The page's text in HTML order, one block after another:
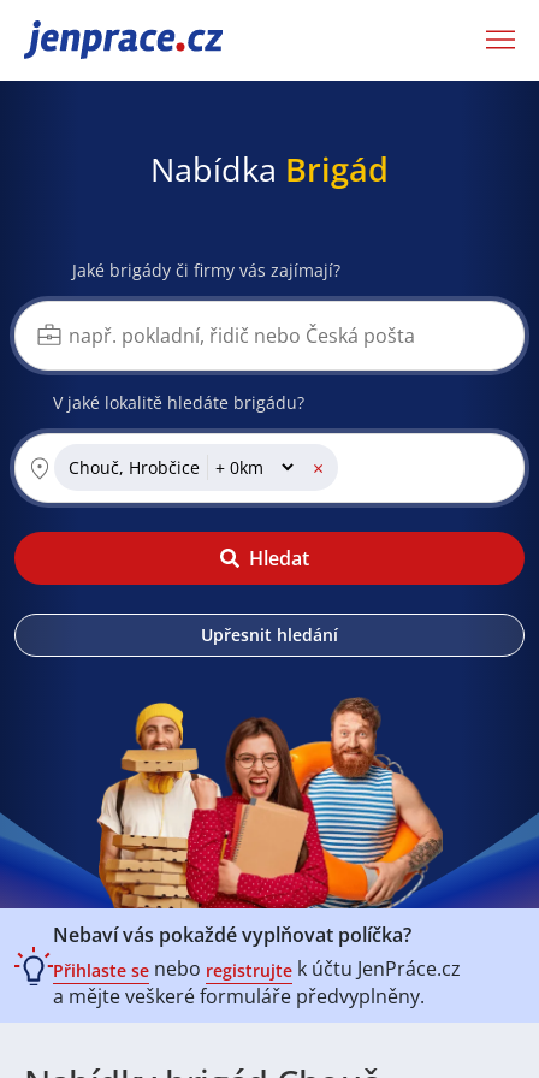
JenPráce.cz
Nabídka Brigád
Jaké brigády či firmy vás zajímají?
V jaké lokalitě hledáte brigádu?
Chouč, Hrobčice ×
Hledat
Upřesnit hledání
Nebaví vás pokaždé vyplňovat políčka?
Přihlaste se nebo registrujte k účtu JenPráce.cz
a mějte veškeréformuláře předvyplněny.